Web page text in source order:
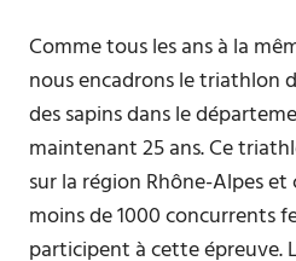
Comme tous les ans à la
nous encadrons le triathlon
des sapins dans le
maintenant 25 ans. Ce
sur la région Rhône-Alpes
moins de 1000 concurrents
participent à cette épreuve.